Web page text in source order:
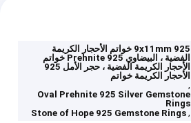
9x11mm 925 خواتم الأحجار الكريمة
الفضية ، البيضاوي Prehnite 925 خواتم
الأحجار الكريمة الفضية ، حجر الأمل 925
الأحجار الكريمة خواتم
,
Oval Prehnite 925 Silver Gemstone
Rings
,
Stone of Hope 925 Gemstone Rings